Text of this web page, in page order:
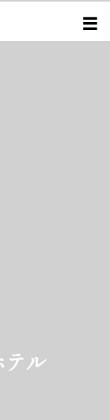
ル